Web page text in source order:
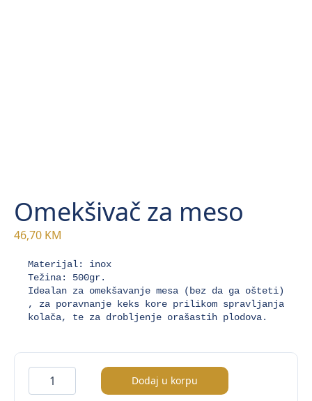
Omekšivač za meso
46,70 KM
Materijal: inox
Težina: 500gr.
Idealan za omekšavanje mesa (bez da ga ošteti)
, za poravnanje keks kore prilikom spravljanja
kolača, te za drobljenje orašastih plodova.
Omekšivač
za
Dodaj u korpu